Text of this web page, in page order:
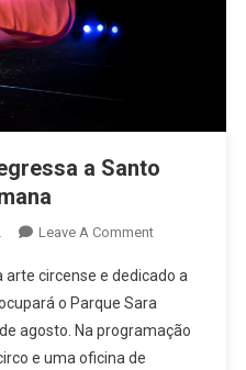
a Santo
Leave A CommentOn
Volta
À
Praça”
circense e dedicado a
o Parque Sara
agosto. Na programação
e uma oficina de